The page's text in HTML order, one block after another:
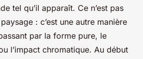
tel qu’il apparaît. Ce n’est pas
: c’est une autre manière
par la forme pure, le
l’impact chromatique. Au début